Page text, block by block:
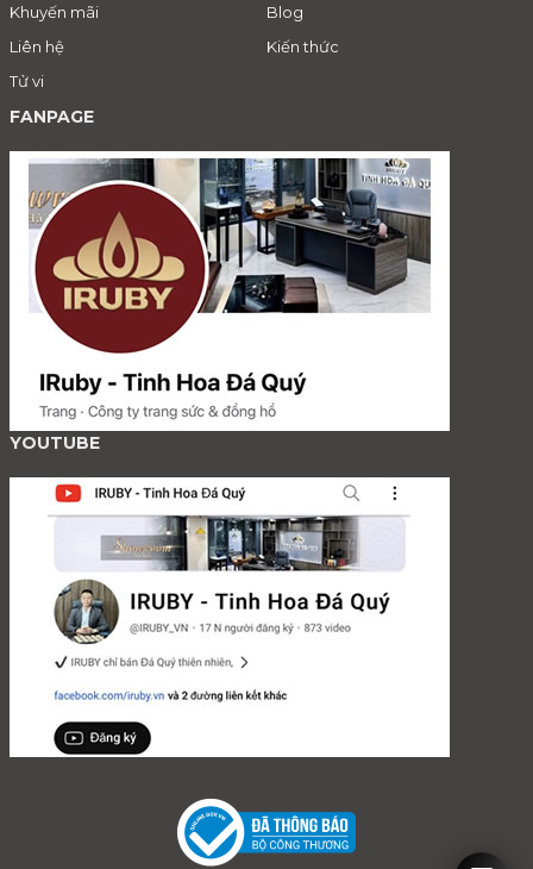
Khuyến mãi
Blog
Liên hệ
Kiến thức
Tử vi
FANPAGE
YOUTUBE